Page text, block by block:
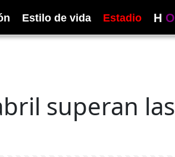
Estilo de vida Estadio H O
superan las